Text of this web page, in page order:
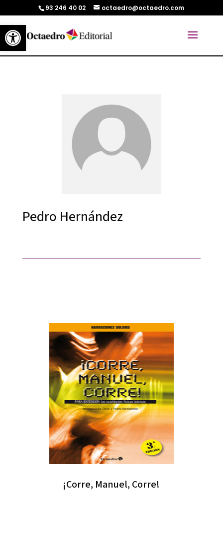
Abrir barra de herramientas
93 246 40 02 octaedro@octaedro.com
Pedro Hernández
¡Corre, Manuel, Corre!